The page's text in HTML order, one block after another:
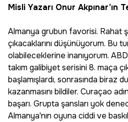
Misli Yazarı Onur Akpınar’ın
Almanya grubun favorisi. Rahat
çıkacaklarını düşünüyorum. Bu
olabileceklerine inanıyorum.
takım galibiyet serisini 8. maça
başlamışlardı, sonrasında biraz
kazanmasını bildiler. Curaçao
başarı. Grupta şansları yok
Almanya'nın oyuna ciddi ve